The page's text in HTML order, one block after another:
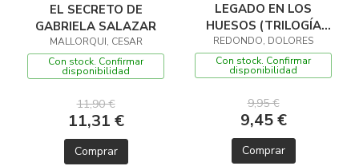
EL SECRETO DE
GABRIELA SALAZAR
MALLORQUI, CESAR
Con stock. Confirmar
disponibilidad
11,90 €
11,31 €
Comprar
LEGADO EN LOS
HUESOS (TRILOGÍA
DEL BAZTÁN, 2)
REDONDO, DOLORES
Con stock. Confirmar
disponibilidad
9,95 €
9,45 €
Comprar